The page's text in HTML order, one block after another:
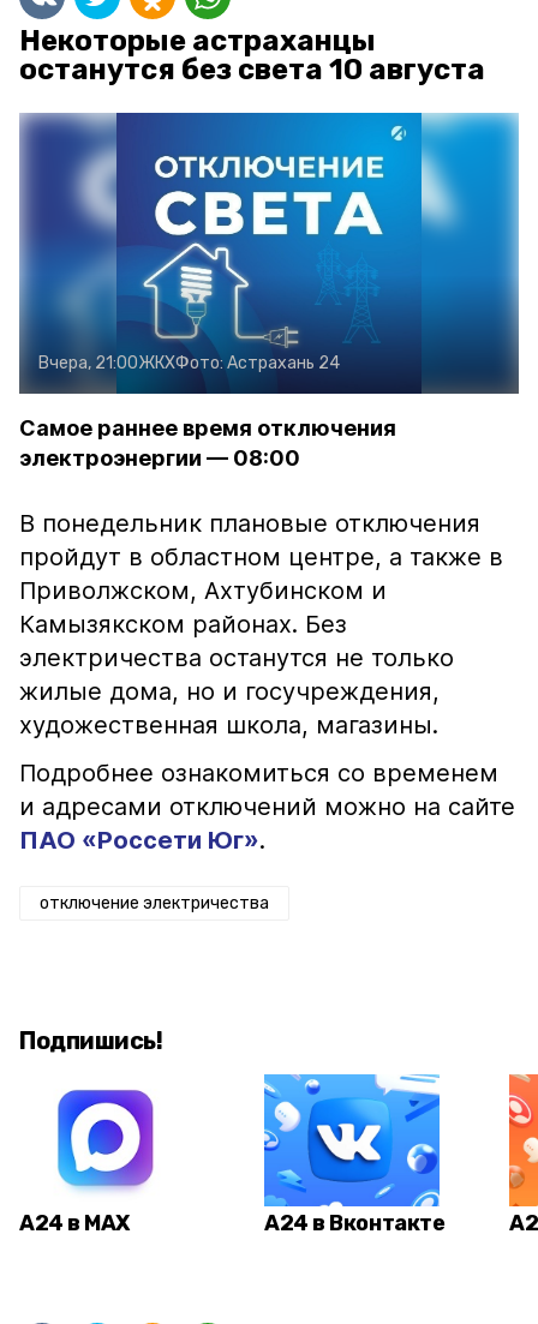
Некоторые астраханцы
останутся без света 10 августа
Вчера, 21:00ЖКХФото:Астрахань 24
Самое раннее время отключения
электроэнергии — 08:00
В понедельник плановые отключения
пройдут в областном центре, а также в
Приволжском, Ахтубинском и
Камызякском районах. Без
электричества останутся не только
жилые дома, но и госучреждения,
художественная школа, магазины.
Подробнее ознакомиться со временем
и адресами отключений можно на сайте
ПАО «Россети Юг».
отключение электричества
Подпишись!
А24 в MAX А24 в Вконтакте